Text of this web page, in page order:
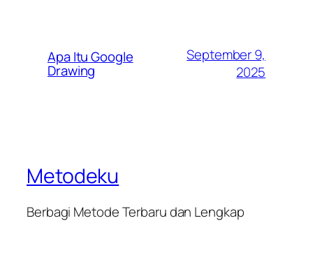
Apa Itu Google
Drawing
September 9,
2025
Metodeku
Berbagi Metode Terbaru dan Lengkap